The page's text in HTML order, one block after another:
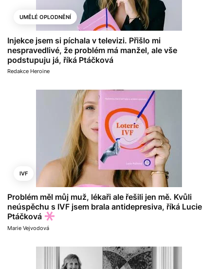
UMĚLÉ OPLODNĚNÍ
Injekce jsem si píchala v televizi. Přišlo mi
nespravedlivé, že problém má manžel, ale vše
podstupuju já, říká Ptáčková
Redakce Heroine
IVF
Problém měl můj muž, lékaři ale řešili jen mě. Kvůli
neúspěchu s IVF jsem brala antidepresiva, říká Lucie
Ptáčková
Marie Vejvodová